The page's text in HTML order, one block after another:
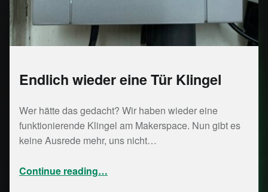
Endlich wieder eine Tür Klingel
Wer hätte das gedacht? Wir haben wieder eine
funktionierende Klingel am Makerspace. Nun gibt es
keine Ausrede mehr, uns nicht…
Continue reading…